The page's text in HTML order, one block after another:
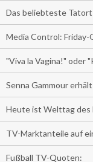
Das beliebteste
Media Control: Friday-
"Viva la Vagina!" oder
Senna Gammour
Heute ist Welttag des
TV-Marktanteile auf
Fußball TV-Quoten: